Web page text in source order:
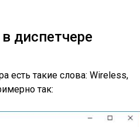
диспетчере
есть такие слова: Wireless,
так: